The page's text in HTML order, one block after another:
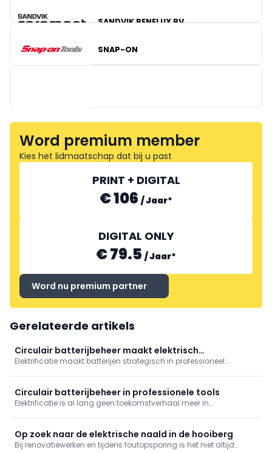
WEMMEL TOOLS
SANDVIK BENELUX BV
SNAP-ON
Word premium member
Kies het lidmaatschap dat bij u past
PRINT + DIGITAL
€ 106 /Jaar*
DIGITAL ONLY
€ 79.5 /Jaar*
Word nu premium partner
Gerelateerde artikels
Circulair batterijbeheer maakt elektrisch
gereedschap rendabeler
Elektrificatie maakt batterijen strategisch in professioneel
vervangen, met ketensamenwerking om levensduur te verlengen,
kosten te drukken en end‑of‑life te organiseren.
Circulair batterijbeheer in professionele tools
Elektrificatie is al lang geen toekomstverhaal meer in
toestellen op batterijen.
Op zoek naar de elektrische naald in de hooiberg
Bij renovatiewerken en tijdens foutopsporing is het niet altijd